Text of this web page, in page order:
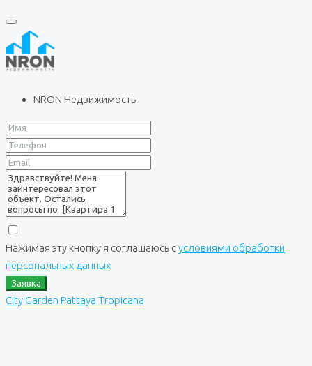
NRON Недвижимость
Нажимая эту кнопку я соглашаюсь сусловиями обработки
персональных данных
Заявка
City Garden Pattaya Tropicana